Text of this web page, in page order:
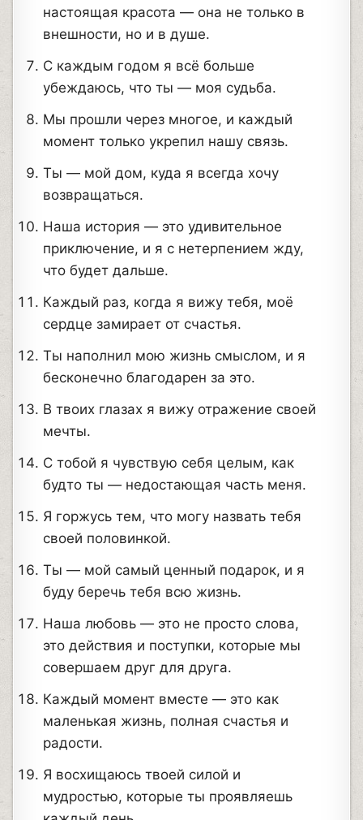
настоящая красота — она не только в
внешности, но и в душе.
С каждым годом я всё больше
убеждаюсь, что ты — моя судьба.
Мы прошли через многое, и каждый
момент только укрепил нашу связь.
Ты — мой дом, куда я всегда хочу
возвращаться.
Наша история — это удивительное
приключение, и я с нетерпением жду,
что будет дальше.
Каждый раз, когда я вижу тебя, моё
сердце замирает от счастья.
Ты наполнил мою жизнь смыслом, и я
бесконечно благодарен за это.
В твоих глазах я вижу отражение своей
мечты.
С тобой я чувствую себя целым, как
будто ты — недостающая часть меня.
Я горжусь тем, что могу назвать тебя
своей половинкой.
Ты — мой самый ценный подарок, и я
буду беречь тебя всю жизнь.
Наша любовь — это не просто слова,
это действия и поступки, которые мы
совершаем друг для друга.
Каждый момент вместе — это как
маленькая жизнь, полная счастья и
радости.
Я восхищаюсь твоей силой и
мудростью, которые ты проявляешь